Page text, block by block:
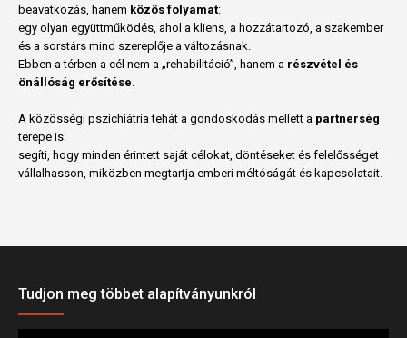
beavatkozás, hanem közös folyamat:
egy olyan együttműködés, ahol a kliens, a hozzátartozó, a szakember
és a sorstárs mind szereplője a változásnak.
Ebben a térben a cél nem a „rehabilitáció”, hanem a részvétel és
önállóság erősítése
A közösségi pszichiátria tehát a gondoskodás mellett a partnerség
terepe is:
segíti, hogy minden érintett saját célokat, döntéseket és felelősséget
vállalhasson, miközben megtartja emberi méltóságát és kapcsolatait.
Tudjon meg többet alapítványunkról